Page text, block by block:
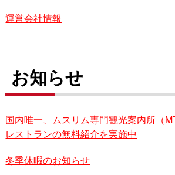
運営会社情報
お知らせ
国内唯一、ムスリム専門観光案内所（
レストランの無料紹介を実施中
冬季休暇のお知らせ